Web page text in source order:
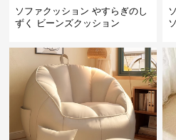
ソファクッション やすらぎのし
ずく ビーンズクッション